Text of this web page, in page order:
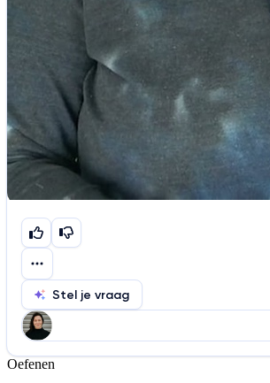
Stel je vraag
Help ons de video te verbeteren
Oefenen